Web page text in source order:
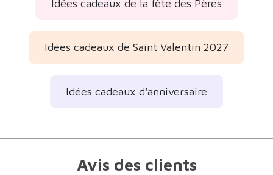
Idées cadeaux de la fête des Pères
Idées cadeaux de Saint Valentin 2027
Idées cadeaux d'anniversaire
Avis des clients